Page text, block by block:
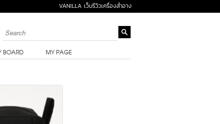
VANILLA เว็บรีวิวเครื่องสำอาง
BOARD MY PAGE